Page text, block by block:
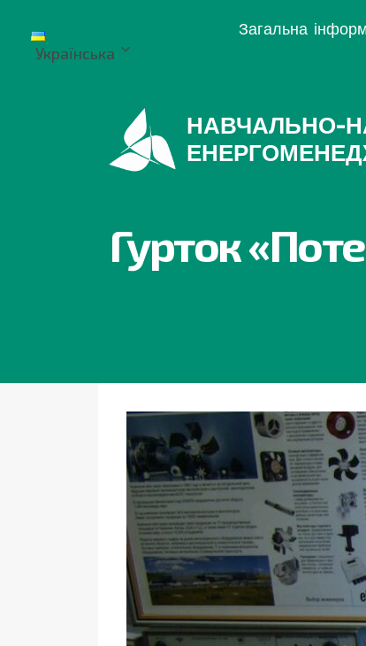
вмістуУкраїнська
Загальна
НАВЧАЛЬНО-
Гурток